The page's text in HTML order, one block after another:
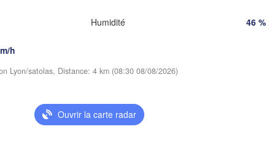
h
Humidité 46 %
Lyon/satolas, Distance: 4 km (08:30 08/08/2026)
Ouvrir la carte radar
Wien
Budapest
HONGRIE